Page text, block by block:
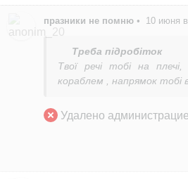
празники не помню • 10 июня
Треба підробіток
Твої речі тобі на
кораблем , напрямок тобі
Удалено